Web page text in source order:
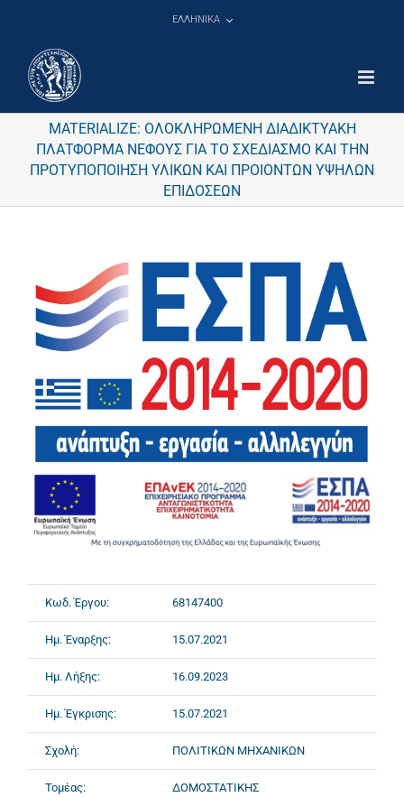
ΕΛΛΗΝΙΚΑ
MATERIALIZE: ΟΛΟΚΛΗΡΩΜΕΝΗ ΔΙΑΔΙΚΤΥΑΚΗ
ΠΛΑΤΦΟΡΜΑ ΝΕΦΟΥΣ ΓΙΑ ΤΟ ΣΧΕΔΙΑΣΜΟ ΚΑΙ ΤΗΝ
ΠΡΟΤΥΠΟΠΟΙΗΣΗ ΥΛΙΚΩΝ ΚΑΙ ΠΡΟΙΟΝΤΩΝ ΥΨΗΛΩΝ
ΕΠΙΔΟΣΕΩΝ
Κωδ. Έργου: 68147400
Ημ. Έναρξης: 15.07.2021
Ημ. Λήξης: 16.09.2023
Ημ. Έγκρισης: 15.07.2021
Σχολή: ΠΟΛΙΤΙΚΩΝ ΜΗΧΑΝΙΚΩΝ
Τομέας: ΔΟΜΟΣΤΑΤΙΚΗΣ